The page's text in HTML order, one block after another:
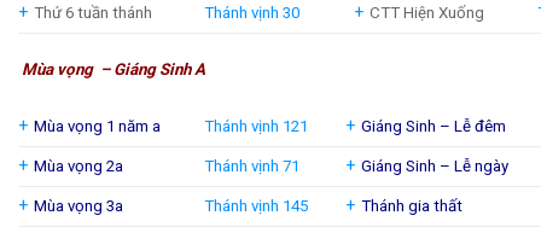
+ Thứ 6 tuần thánh Thánh vịnh 30 +CTT Hiện Xuống
Mùa vọng – Giáng Sinh A
+ Mùa vọng 1 năm a Thánh vịnh 121 +Giáng Sinh – Lễ đêm
+ Mùa vọng 2a Thánh vịnh 71 +Giáng Sinh – Lễ ngày
+ Mùa vọng 3a Thánh vịnh 145 +Thánh gia thất